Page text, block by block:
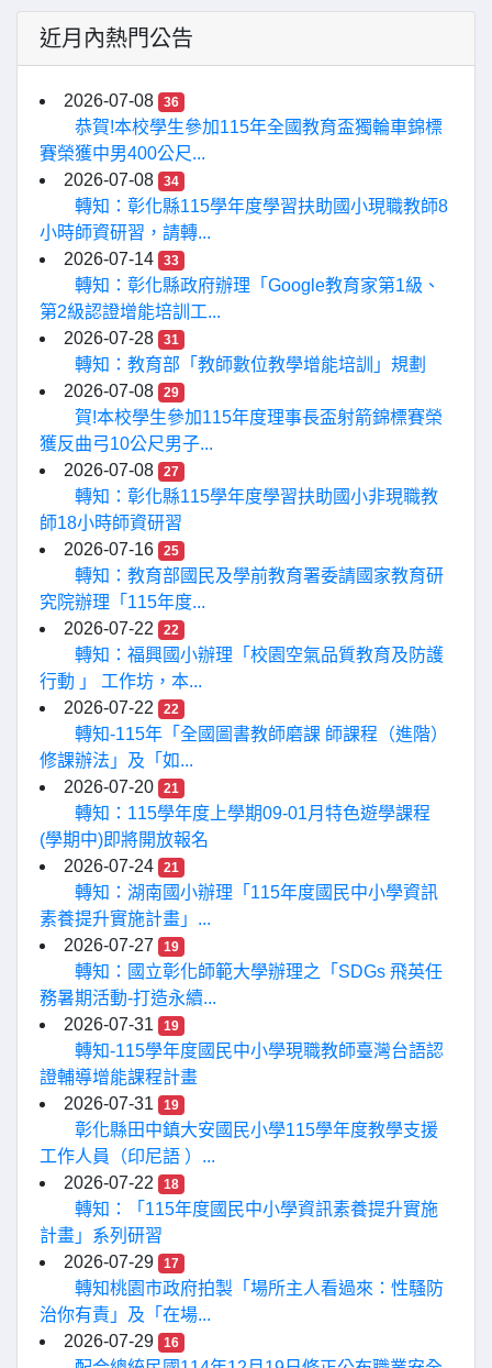
近月內熱門公告
2026-07-08 36
恭賀!本校學生參加115年全國教育盃獨輪車錦標
賽榮獲中男400公尺...
2026-07-08
34
轉知：彰化縣115學年度學習扶助國小現職教師8
小時師資研習，請轉...
2026-07-14
33
轉知：彰化縣政府辦理「Google教育家第1級、
第2級認證增能培訓工...
2026-07-28
31
轉知：教育部「教師數位教學增能培訓」規劃
2026-07-08
29
賀!本校學生參加115年度理事長盃射箭錦標賽榮
獲反曲弓10公尺男子...
2026-07-08
27
轉知：彰化縣115學年度學習扶助國小非現職教
師18小時師資研習
2026-07-16
25
轉知：教育部國民及學前教育署委請國家教育研
究院辦理「115年度...
2026-07-22
22
轉知：福興國小辦理「校園空氣品質教育及防護
行動 」 工作坊，本...
2026-07-22
22
轉知-115年「全國圖書教師磨課 師課程（進階）
修課辦法」及「如...
2026-07-20
21
轉知：115學年度上學期09-01月特色遊學課程
(學期中)即將開放報名
2026-07-24
21
轉知：湖南國小辦理「115年度國民中小學資訊
素養提升實施計畫」...
2026-07-27
19
轉知：國立彰化師範大學辦理之「SDGs 飛英任
務暑期活動-打造永續...
2026-07-31
19
轉知-115學年度國民中小學現職教師臺灣台語認
證輔導增能課程計畫
2026-07-31
19
彰化縣田中鎮大安國民小學115學年度教學支援
工作人員（印尼語 ）...
2026-07-22
18
轉知：「115年度國民中小學資訊素養提升實施
計畫」系列研習
2026-07-29
17
轉知桃園市政府拍製「場所主人看過來：性騷防
治你有責」及「在場...
2026-07-29
16